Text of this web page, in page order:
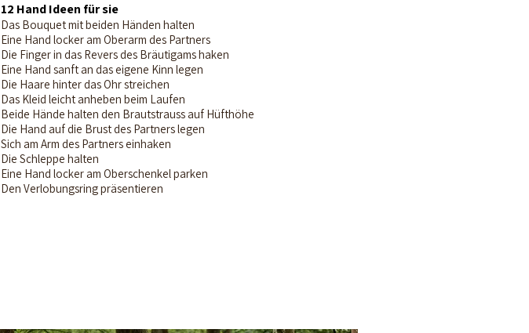
12 Hand Ideen für sie
Das Bouquet mit beiden Händen halten
Eine Hand locker am Oberarm des Partners
Die Finger in das Revers des Bräutigams haken
Eine Hand sanft an das eigene Kinn legen
Die Haare hinter das Ohr streichen
Das Kleid leicht anheben beim Laufen
Beide Hände halten den Brautstrauss auf Hüfthöhe
Die Hand auf die Brust des Partners legen
Sich am Arm des Partners einhaken
Die Schleppe halten
Eine Hand locker am Oberschenkel parken
Den Verlobungsring präsentieren